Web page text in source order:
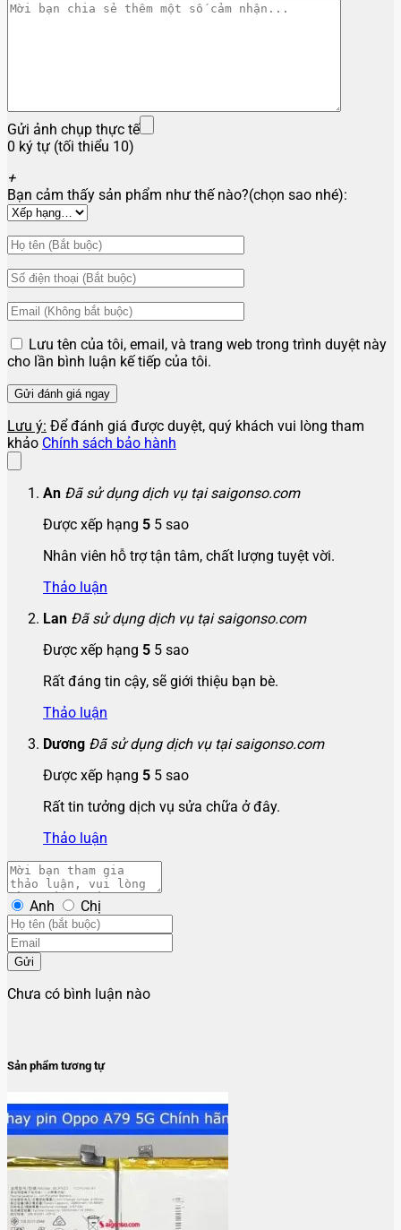
Gửi ảnh chụp thực tế
0 ký tự (tối thiểu 10)
+
Bạn cảm thấy sản phẩm như thế nào?(chọn sao nhé):
Lưu tên của tôi, email, và trang web trong trình duyệt này
cho lần bình luận kế tiếp của tôi.
Lưu ý: Để đánh giá được duyệt, quý khách vui lòng tham
khảo Chính sách bảo hành
An Đã sử dụng dịch vụ tại saigonso.com
Được xếp hạng 5 5 sao
Nhân viên hỗ trợ tận tâm, chất lượng tuyệt vời.
Thảo luận
Lan Đã sử dụng dịch vụ tại saigonso.com
Được xếp hạng 5 5 sao
Rất đáng tin cậy, sẽ giới thiệu bạn bè.
Thảo luận
Dương Đã sử dụng dịch vụ tại saigonso.com
Được xếp hạng 5 5 sao
Rất tin tưởng dịch vụ sửa chữa ở đây.
Thảo luận
Anh Chị
Gửi
Chưa có bình luận nào
Sản phẩm tương tự